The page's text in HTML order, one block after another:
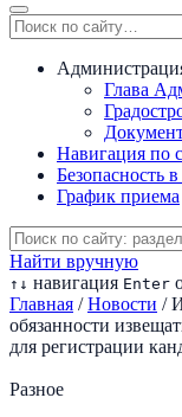
Глава
Навигация по
Безопасность в
График приема
Найти вручную
↑ ↓ навигация Enter
Главная / Новости /
обязанности
для регистрации
Разное